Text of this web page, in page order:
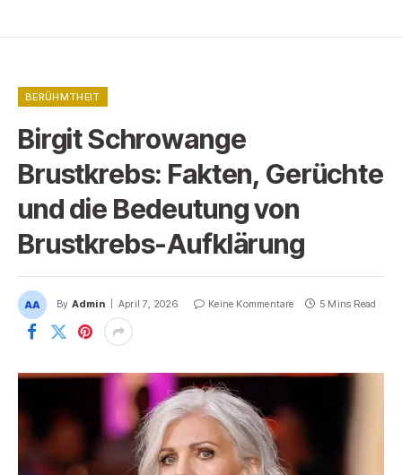
BERÜHMTHEIT
Birgit Schrowange
Brustkrebs: Fakten, Gerüchte
und die Bedeutung von
Brustkrebs-Aufklärung
By Admin April 7, 2026 Keine Kommentare 5 Mins Read